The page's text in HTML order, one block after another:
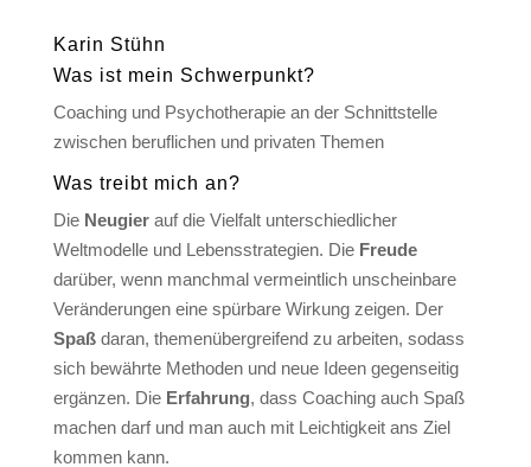
Karin Stühn
Was ist mein Schwerpunkt?
Coaching und Psychotherapie an der Schnittstelle
zwischen beruflichen und privaten Themen
Was treibt mich an?
Die Neugierauf die Vielfalt unterschiedlicher
Weltmodelle und Lebensstrategien. Die Freude
darüber, wenn manch­mal vermeintlich unscheinbare
Veränderungen eine spürbare Wirkung zeigen. Der
Spaßdaran, themenübergreifend zu arbeiten, sodass
sich bewährte Methoden und neue Ideen gegenseitig
er­gänzen. Die Erfahrung, dass Coaching auch Spaß
machen darf und man auch mit Leichtigkeit ans Ziel
kommen kann.